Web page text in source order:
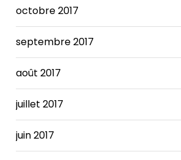
octobre 2017
septembre 2017
août 2017
juillet 2017
juin 2017